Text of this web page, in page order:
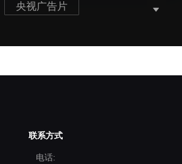
央视广告片
联系方式
电话: